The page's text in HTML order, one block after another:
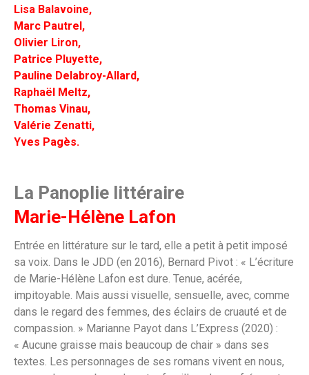
Lisa Balavoine,
Marc Pautrel,
Olivier Liron,
Patrice Pluyette,
Pauline Delabroy-Allard,
Raphaël Meltz,
Thomas Vinau,
Valérie Zenatti,
Yves Pagès.
La Panoplie littéraire
Marie-Hélène Lafon
Entrée en littérature sur le tard, elle a petit à petit imposé
sa voix. Dans le JDD (en 2016), Bernard Pivot : « L’écriture
de Marie-Hélène Lafon est dure. Tenue, acérée,
impitoyable. Mais aussi visuelle, sensuelle, avec, comme
dans le regard des femmes, des éclairs de cruauté et de
compassion. » Marianne Payot dans L’Express (2020) :
« Aucune graisse mais beaucoup de chair » dans ses
textes. Les personnages de ses romans vivent en nous,